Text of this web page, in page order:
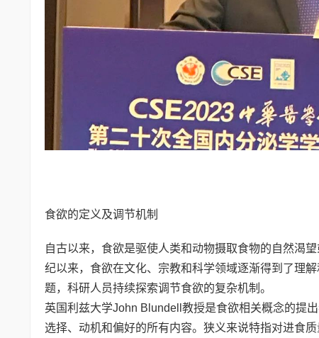
食欲的定义及调节机制
自古以来，食欲是驱使人类和动物摄取食物的自然渴
纪以来，食欲在文化、宗教和科学领域逐渐得到了理
题，科研人员持续探索调节食欲的复杂机制。
英国利兹大学John Blundell教授是食欲相关概念的提
选择、动机和偏好的所有内容。狭义来说特指对进食